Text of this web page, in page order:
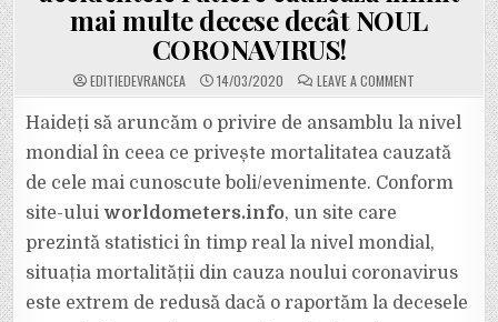
mai multe decese decât NOUL
CORONAVIRUS!
EDITIEDEVRANCEA 14/03/2020 LEAVE A COMMENTON
STATISTICĂ:
CANCERUL,
FUMATUL,
ALCOOLUL,
SIDA
ȘI
ACCIDENTELE
MAI
MULTE
DECESE
DECÂT
CORONAVIRUS!
Haideți să aruncăm o privire de ansamblu la nivel
mondial în ceea ce privește mortalitatea cauzată
de cele mai cunoscute boli/evenimente. Conform
site-ului worldometers.info, un site care
prezintă statistici în timp real la nivel mondial,
situația mortalității din cauza noului coronavirus
este extrem de redusă dacă o raportăm la decesele